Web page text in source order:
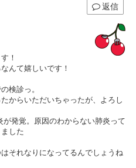
返信
！
んて嬉しいです！
検診っ。
からいただいちゃったが、よろし
発覚。原因のわからない肺炎って
した
それなりになってるんでしょうね